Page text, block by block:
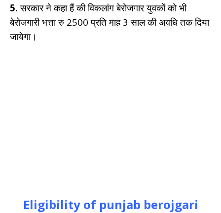
5. सरकार ने कहा हैं की विकलांग बेरोजगार युवकों को भी
बेरोजगारी भत्ता रु 2500 प्रति माह 3 साल की अवधि तक दिया
जायेगा।
Eligibility of punjab berojgari